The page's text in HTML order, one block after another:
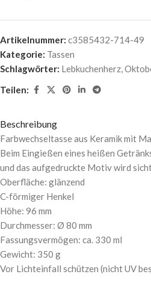
Artikelnummer: c3585432-714-49
Kategorie: Tassen
Schlagwörter: Lebkuchenherz,
Teilen:
Beschreibung
Farbwechseltasse aus Keramik mit
Beim Eingießen eines heißen
und das aufgedruckte Motiv wird
Oberfläche: glänzend
C-förmiger Henkel
Höhe: 96 mm
Durchmesser: Ø 80 mm
Fassungsvermögen: ca. 330 ml
Gewicht: 350 g
Vor Lichteinfall schützen (nicht UV